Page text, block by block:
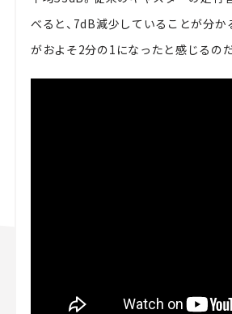
べると、7dB減少していることが分か
がおよそ2分の1になったと感じるのだ